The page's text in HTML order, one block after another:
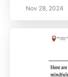
何促进情绪
您是初学者
何在每一
今天就接
Nov 28, 2024